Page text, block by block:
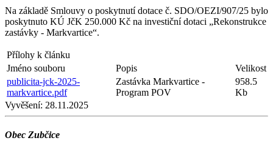
Na základě Smlouvy o poskytnutí dotace č. SDO/OEZI/907/25 bylo
poskytnuto KÚ JčK 250.000 Kč na investiční dotaci „Rekonstrukce
zastávky - Markvartice“.
Přílohy k článku
Jméno souboru
Popis
Velikost
publicita-jck-2025-
markvartice.pdf
Zastávka Markvartice -
Program POV
958.5
Kb
Vyvěšení: 28.11.2025
Obec Zubčice